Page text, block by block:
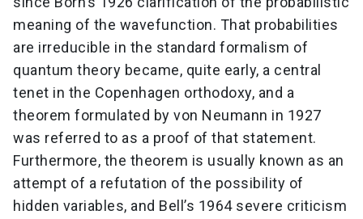
meaning of the wavefunction. That probabilities
are irreducible in the standard formalism of
quantum theory became, quite early, a central
tenet in the Copenhagen orthodoxy, and a
theorem formulated by von Neumann in 1927
was referred to as a proof of that statement.
Furthermore, the theorem is usually known as an
attempt of a refutation of the possibility of
hidden variables, and Bell’s 1964 severe criticism